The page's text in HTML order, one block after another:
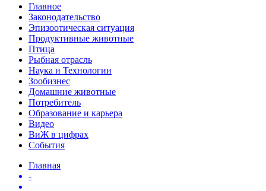
Главное
Законодательство
Эпизоотическая ситуация
Продуктивные животные
Птица
Рыбная отрасль
Наука и Технологии
Зообизнес
Домашние животные
Потребитель
Образование и карьера
Видео
ВиЖ в цифрах
События
Главная
-